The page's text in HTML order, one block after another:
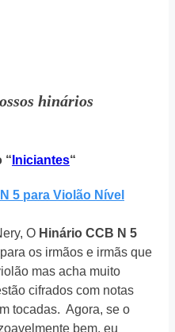
hinários
“ Iniciantes“
5 para Violão Nível
O Hinário CCB N 5
os irmãos e irmãs que
mas acha muito
cifrados com notas
tocadas. Agora, se o
bem, eu